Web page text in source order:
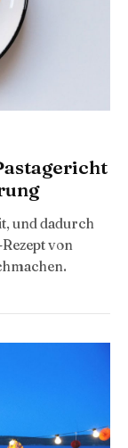
und dadurch
von